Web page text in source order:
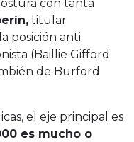
con tanta
titular
posición anti
(Baillie Gifford
de Burford
el eje principal es
es mucho o